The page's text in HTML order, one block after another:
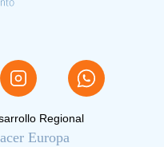
Regional
Europa